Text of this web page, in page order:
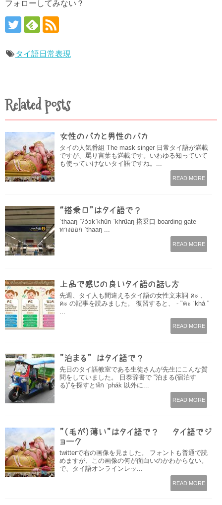
フォローしてみない？
タイ語日常表現
Related posts
女性のバカと男性のバカ
タイの人気番組 The mask singer 日常タイ語が満載
ですが、罵り言葉も満載です。いわゆる知っていて
も使っていけないタイ語ですね。...
READ MORE
“搭乗口”はタイ語で？
ˈthaaŋ ˈʔɔ̀ɔkˈkhʉ̂n ˈkhrʉ̂aŋ 搭乗口 boarding gate
ทางออก ˈthaaŋ ...
READ MORE
上品で感じの良いタイ語の話し方
先週、タイ人も間違えるタイ語の女性文末詞 ค่ะ 、
คะ の記事を読みました。 復習すると、 - "คะ ˈkhá "
...
READ MORE
”泊まる” はタイ語で？
先日のタイ語教室である生徒さんが先生にこんな質
問をしていました。 日泰辞書で “泊まる(宿泊す
る)”を探すとพัก ˈphák 以外に...
READ MORE
”（毛が）薄い”はタイ語で？ – タイ語でジ
ョーク
twitterで右の画像を見ました。 フォントも普通で読
めますが、この画像の何が面白いのかわからない。
で、タイ語オンラインレッ...
READ MORE